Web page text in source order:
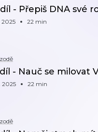
- Přepiš DNA své
2025 22 min
- Nauč se milovat
2025 22 min